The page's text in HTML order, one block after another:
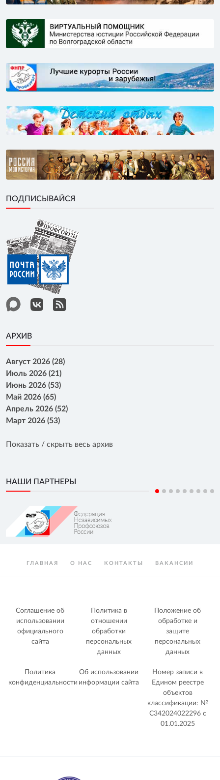
ПОДПИСЫВАЙСЯ
АРХИВ
Август 2026 (28)
Июль 2026 (21)
Июнь 2026 (53)
Май 2026 (65)
Апрель 2026 (52)
Март 2026 (53)
Показать / скрыть весь архив
НАШИ ПАРТНЕРЫ
ГЛАВНАЯ О НАС КОНТАКТЫ ВАКАНСИИ
Соглашение об
использовании
официального
сайта
Политика в
отношении
обработки
персональных
данных
Положение об
обработке и
защите
персональных
данных
Политика
конфиденциальности
Об использовании
информации сайта
Номер записи в
Едином реестре
объектов
классификации: №
С342024022296 c
01.01.2025